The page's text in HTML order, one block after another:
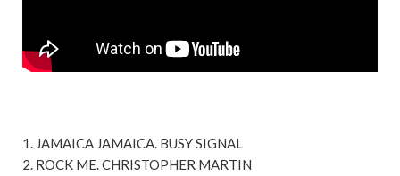
1. JAMAICA JAMAICA. BUSY SIGNAL
2. ROCK ME. CHRISTOPHER MARTIN